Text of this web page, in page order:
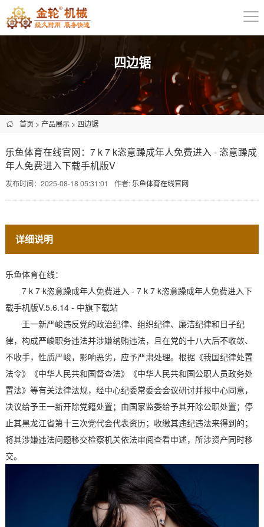
四边锯
首页> 产品展示> 四边锯
乐鱼体育在线官网：7 k 7 k恣意躁成年人免费进入 - 恣意躁成
年人免费进入下载手机版V
发布时间：2025-08-18 05:31:01 作者: 乐鱼体育在线官网
详细说明
乐鱼体育在线：
7 k 7 k恣意躁成年人免费进入 - 7 k 7 k恣意躁成年人免费进入下
载手机版V.5.6.14 - 中旗下载站
王一新严峻违反党的政治纪律、组织纪律、廉洁纪律和日子纪
律，构成严峻职务违法并涉嫌纳贿违法，且在党的十八大后不收敛、
不收手，性质严峻，影响恶劣，应予严肃处理。根据《我国纪律处置
法令》《中华人民共和国督查法》《中华人民共和国公职人员政务处
置法》等有关法律法规，经中心纪委常委会会议研讨并报中心同意，
决议给予王一新开除党籍处置；由国家监委给予其开除公职处置；停
止其黑龙江省第十三次党代会代表资历；收缴其违纪违法来得到的；
将其涉嫌违法问题移交检察机关依法审阅查看申述，所涉资产同时移
交。